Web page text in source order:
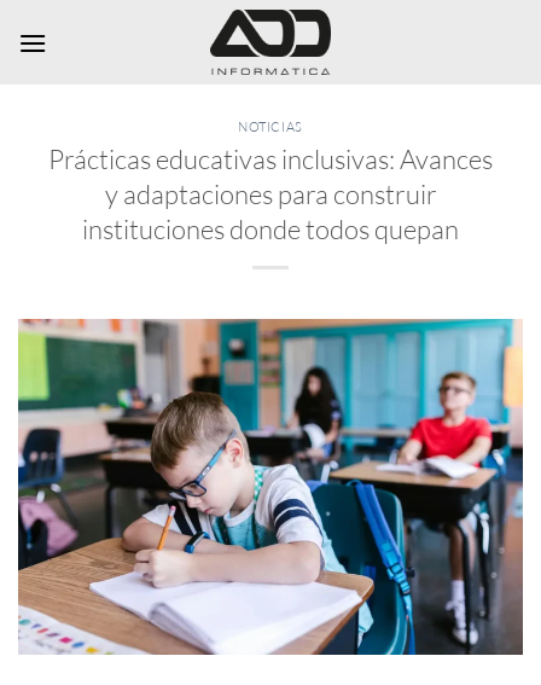
NOTICIAS
Prácticas educativas inclusivas: Avances
y adaptaciones para construir
instituciones donde todos quepan